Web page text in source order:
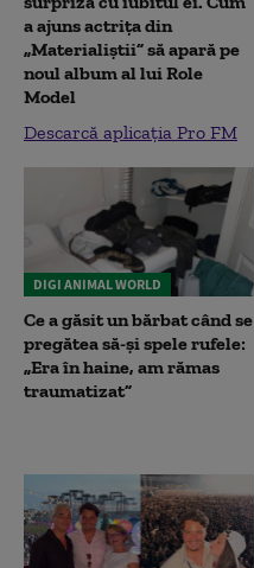
a ajuns actrița din
„Materialiștii” să apară pe
noul album al lui Role
Model
Descarcă aplicația Pro FM
DIGI ANIMAL WORLD
Ce a găsit un bărbat când se
pregătea să-și spele rufele:
„Era în haine, am rămas
traumatizat”